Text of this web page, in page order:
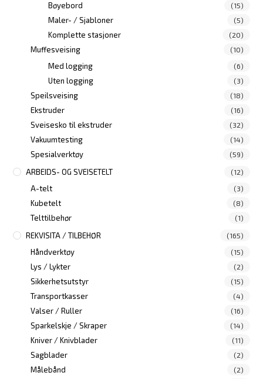
Bøyebord (15)
Maler- / Sjabloner (5)
Komplette stasjoner (20)
Muffesveising (10)
Med logging (6)
Uten logging (3)
Speilsveising (18)
Ekstruder (16)
Sveisesko til ekstruder (32)
Vakuumtesting (14)
Spesialverktøy (59)
ARBEIDS- OG SVEISETELT (12)
A-telt (3)
Kubetelt (8)
Telttilbehør (1)
REKVISITA / TILBEHØR (165)
Håndverktøy (15)
Lys / Lykter (2)
Sikkerhetsutstyr (15)
Transportkasser (4)
Valser / Ruller (16)
Sparkelskje / Skraper (14)
Kniver / Knivblader (11)
Sagblader (2)
Målebånd (2)